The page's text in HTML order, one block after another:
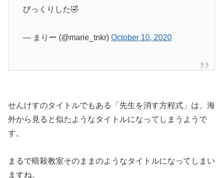
びっくりした🤣
— まりー (@marie_tnkr) October 10, 2020
せんけすのタイトルでもある「先生を消す方程式」は、海
外から見ると似たようなタイトルになってしまうようで
す。
まるで暗殺教室そのままのようなタイトルになってしまい
ますね。